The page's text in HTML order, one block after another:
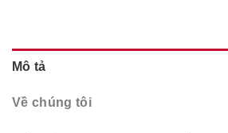
Mô tả
Về chúng tôi